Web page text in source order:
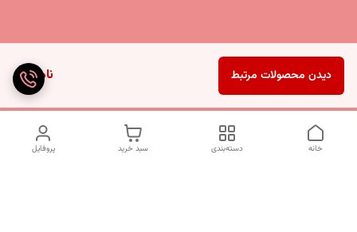
ناموجود دیدن محصولات مرتبط
پروفایل سبد خرید دسته‌بندی خانه